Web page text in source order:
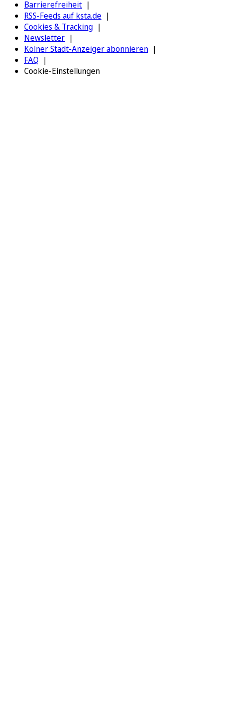
Barrierefreiheit
RSS-Feeds auf ksta.de
Cookies & Tracking
Newsletter
Kölner Stadt-Anzeiger abonnieren
FAQ
Cookie-Einstellungen